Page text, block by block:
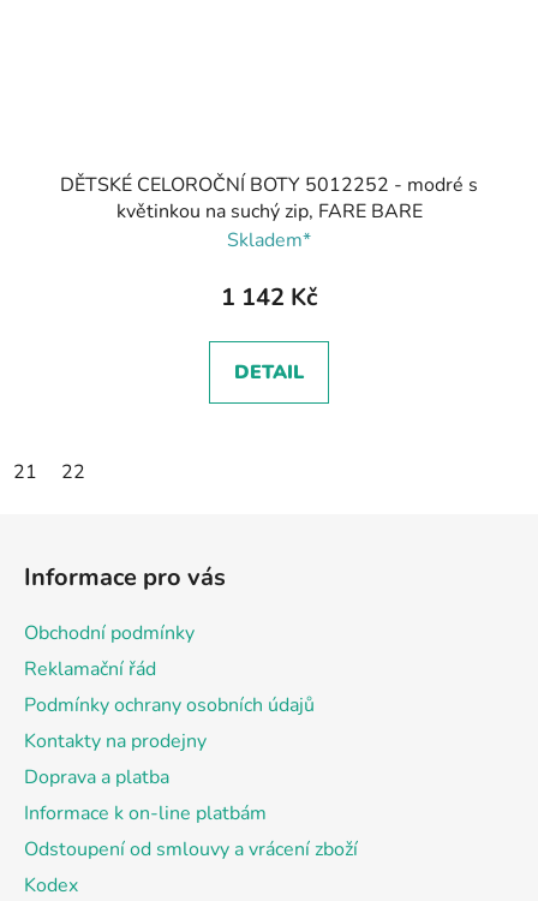
DĚTSKÉ CELOROČNÍ BOTY 5012252 - modré s
květinkou na suchý zip, FARE BARE
Skladem*
1 142 Kč
DETAIL
21 22
Informace pro vás
Obchodní podmínky
Reklamační řád
Podmínky ochrany osobních údajů
Kontakty na prodejny
Doprava a platba
Informace k on-line platbám
Odstoupení od smlouvy a vrácení zboží
Kodex